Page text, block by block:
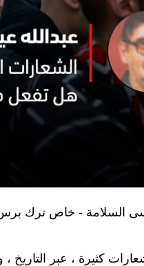
السلامة - خاص ترك
كثيرة ، عبر التاريخ ،